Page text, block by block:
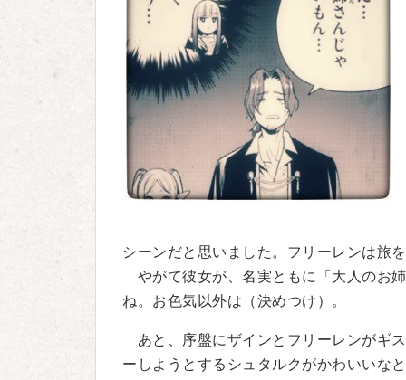
シーンだと思いました。フリーレンは旅
やがて彼女が、名実ともに「大人のお
ね。お色気以外は（決めつけ）。
あと、序盤にザインとフリーレンがギ
ーしようとするシュタルクがかわいいな